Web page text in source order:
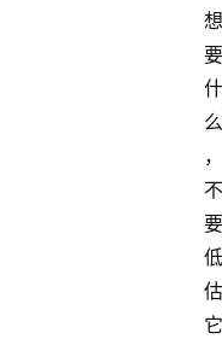
想
要
什
么
，
不
要
低
估
它